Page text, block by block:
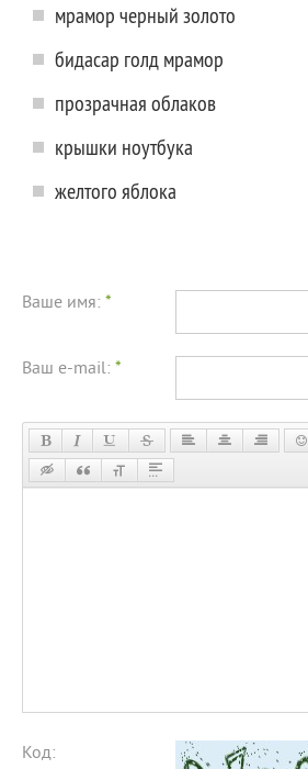
мрамор черный золото
бидасар голд мрамор
прозрачная облаков
крышки ноутбука
желтого яблока
Ваше имя: *
Ваш e-mail: *
Код: